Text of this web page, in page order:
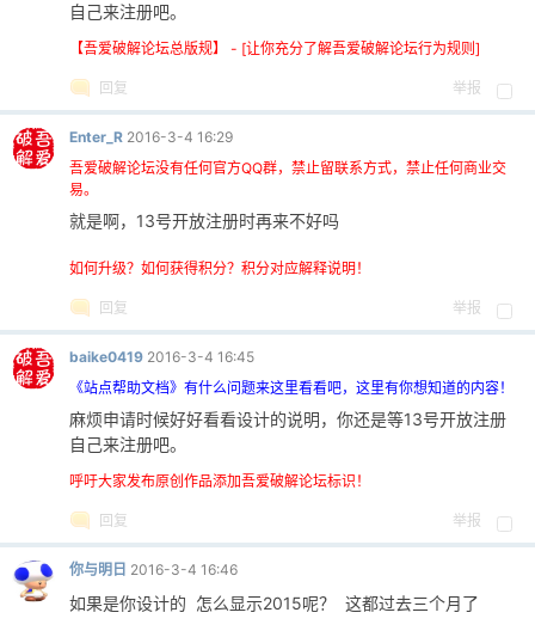
cn
自己来注册吧。
【吾爱破解论坛总版规】 - [让你充分了解吾爱破解论坛行为规则]
回复 举报
Enter_R 2016-3-4 16:29
吾爱破解论坛没有任何官方QQ群，禁止留联系方式，禁止任何商业交
易。
就是啊，13号开放注册时再来不好吗
如何升级？如何获得积分？积分对应解释说明！
回复 举报
baike0419 2016-3-4 16:45
《站点帮助文档》有什么问题来这里看看吧，这里有你想知道的内容！
麻烦申请时候好好看看设计的说明，你还是等13号开放注册
自己来注册吧。
呼吁大家发布原创作品添加吾爱破解论坛标识！
回复 举报
你与明日 2016-3-4 16:46
如果是你设计的 怎么显示2015呢？ 这都过去三个月了